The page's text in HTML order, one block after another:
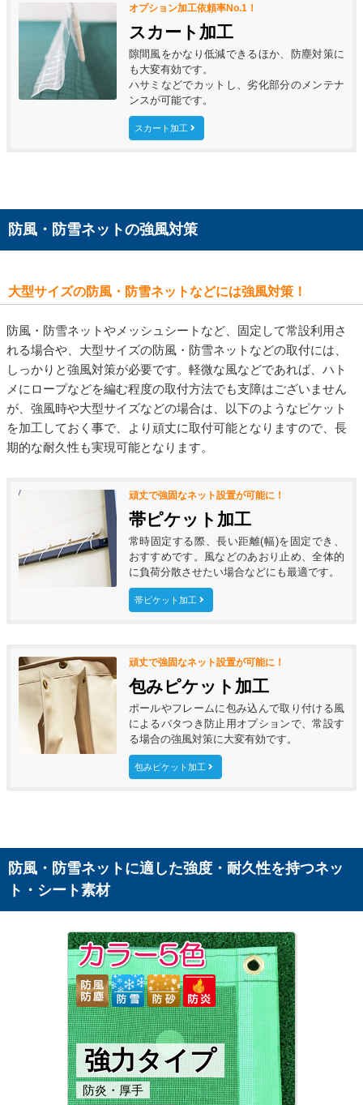
オプション加工依頼率No.1！
スカート加工
隙間風をかなり低減できるほか、防塵対策に
も大変有効です。
ハサミなどでカットし、劣化部分のメンテナ
ンスが可能です。
スカート加工
防風・防雪ネットの強風対策
大型サイズの防風・防雪ネットなどには強風対策！
防風・防雪ネットやメッシュシートなど、固定して常設利用さ
れる場合や、大型サイズの防風・防雪ネットなどの取付には、
しっかりと強風対策が必要です。軽微な風などであれば、ハト
メにロープなどを編む程度の取付方法でも支障はございません
が、強風時や大型サイズなどの場合は、以下のようなピケット
を加工しておく事で、より頑丈に取付可能となりますので、長
期的な耐久性も実現可能となります。
頑丈で強固なネット設置が可能に！
帯ピケット加工
常時固定する際、長い距離(幅)を固定でき、
おすすめです。風などのあおり止め、全体的
に負荷分散させたい場合などにも最適です。
帯ピケット加工
頑丈で強固なネット設置が可能に！
包みピケット加工
ポールやフレームに包み込んで取り付ける風
によるバタつき防止用オプションで、常設す
る場合の強風対策に大変有効です。
包みピケット加工
防風・防雪ネットに適した強度・耐久性を持つネッ
ト・シート素材
強力タイプ
防炎・厚手